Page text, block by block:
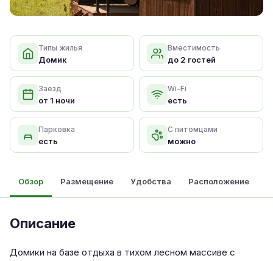
Типы жилья
Домик
Вместимость
до 2 гостей
Заезд
от 1 ночи
Wi-Fi
есть
Парковка
есть
С питомцами
можно
Обзор Размещение Удобства Расположение
Описание
Домики на базе отдыха в тихом лесном массиве с